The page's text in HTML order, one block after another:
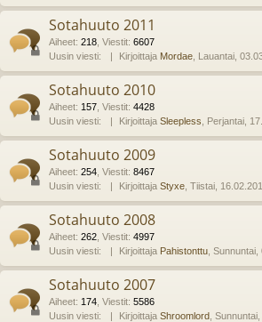
Sotahuuto 2011
Aiheet: 218 Viestit: 6607
Uusin viesti:
Kirjoittaja Mordae , Lauantai,
Sotahuuto 2010
Aiheet: 157 Viestit: 4428
Uusin viesti:
Kirjoittaja Sleepless , Perjantai,
Sotahuuto 2009
Aiheet: 254 Viestit: 8467
Uusin viesti:
Kirjoittaja Styxe , Tiistai,
Sotahuuto 2008
Aiheet: 262 Viestit: 4997
Uusin viesti:
Kirjoittaja Pahistonttu ,
Sotahuuto 2007
Aiheet: 174 Viestit: 5586
Uusin viesti:
Kirjoittaja Shroomlord ,